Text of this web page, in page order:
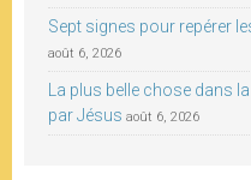
Sept signes pour repérer
août 6, 2026
La plus belle chose dans la
par Jésus août 6, 2026